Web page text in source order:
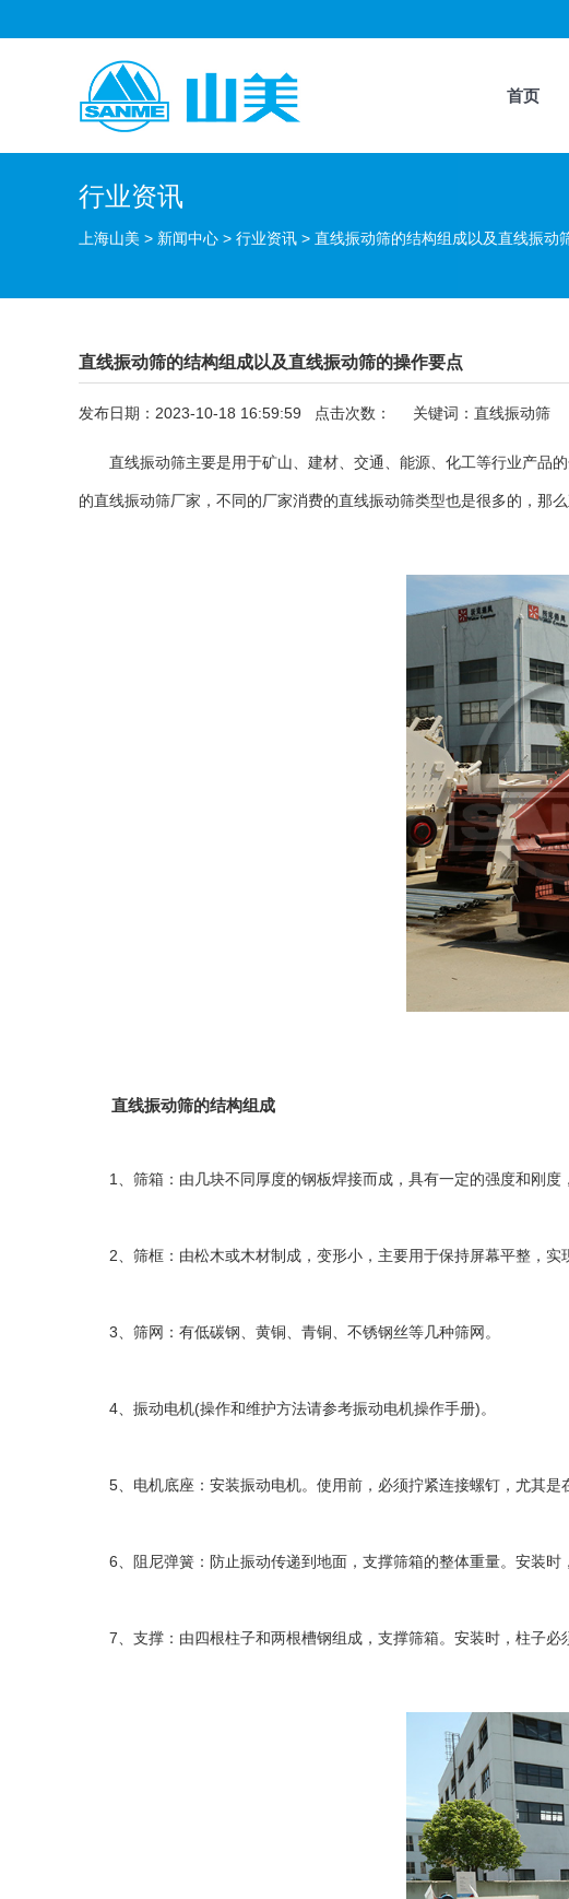
首页
行业资讯
上海山美 > 新闻中心 > 行业资讯 > 直线振动筛的结构组成以及直线振动
直线振动筛的结构组成以及直线振动筛的操作要点
发布日期：2023-10-18 16:59:59 点击次数： 关键词： 直线振动筛
直线振动筛主要是用于矿山、建材、交通、能源、化工等行业产品的
的直线振动筛厂家，不同的厂家消费的直线振动筛类型也是很多的，那
直线振动筛的结构组成
1、筛箱：由几块不同厚度的钢板焊接而成，具有一定的强度和刚度
2、筛框：由松木或木材制成，变形小，主要用于保持屏幕平整，实
3、筛网：有低碳钢、黄铜、青铜、不锈钢丝等几种筛网。
4、振动电机(操作和维护方法请参考振动电机操作手册)。
5、电机底座：安装振动电机。使用前，必须拧紧连接螺钉，尤其是
6、阻尼弹簧：防止振动传递到地面，支撑筛箱的整体重量。安装时
7、支撑：由四根柱子和两根槽钢组成，支撑筛箱。安装时，柱子必